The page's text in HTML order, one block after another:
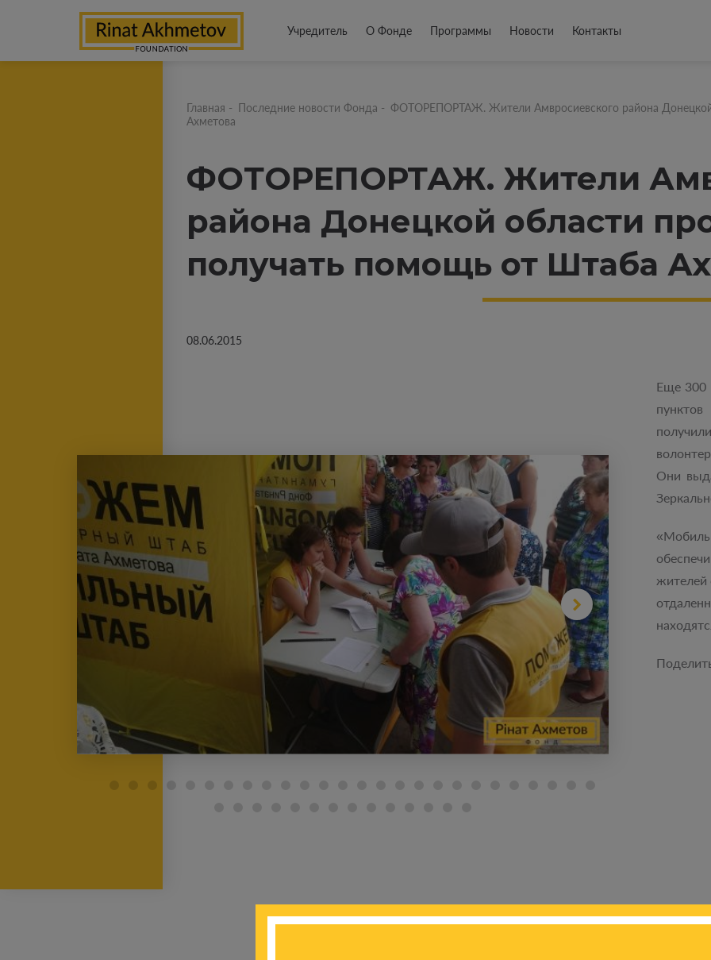
Учредитель О Фонде Программы Новости Контакты
Главная - Последние новости Фонда - ФОТОРЕПОРТАЖ. Жители Амвросиевского района
Ахметова
ФОТОРЕПОРТАЖ. Жители
района Донецкой области
получать помощь от Штаба
08.06.2015
Еще 300
Они
жителей